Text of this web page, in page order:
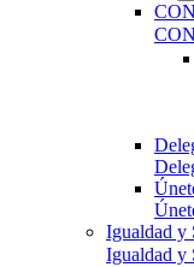
Igualdad y
Igualdad y